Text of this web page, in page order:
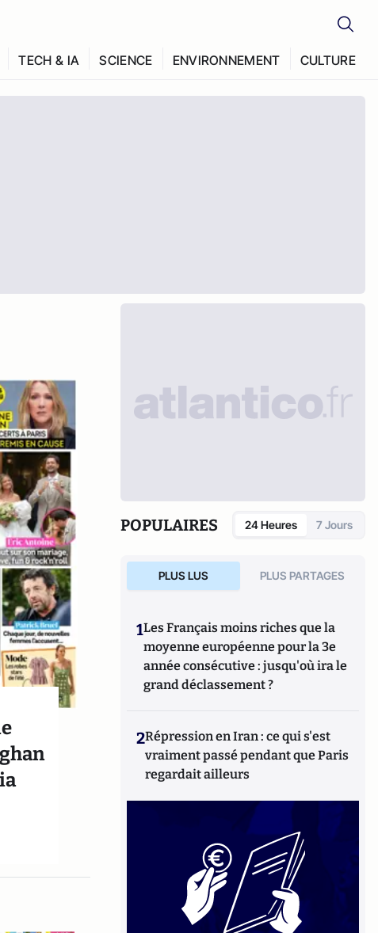
TECH & IA SCIENCE ENVIRONNEMENT CULTURE
POPULAIRES 24 Heures 7 Jours
PLUS LUS PLUS PARTAGES
1Les Français moins riches que la
moyenne européenne pour la 3e
année consécutive : jusqu'où ira le
grand déclassement ?
2Répression en Iran : ce qui s'est
vraiment passé pendant que Paris
regardait ailleurs